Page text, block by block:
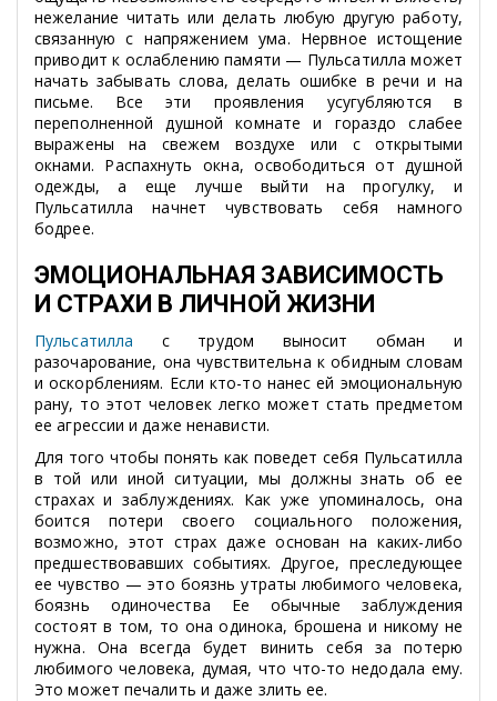
нежелание читать или делать любую другую работу,
связанную с напряжением ума. Нервное истощение
приводит к ослаблению памяти — Пульсатилла может
начать забывать слова, делать ошибке в речи и на
письме. Все эти проявления усугубляются в
переполненной душной комнате и гораздо слабее
выражены на свежем воздухе или с открытыми
окнами. Распахнуть окна, освободиться от душной
одежды, а еще лучше выйти на прогулку, и
Пульсатилла начнет чувствовать себя намного
бодрее.
ЭМОЦИОНАЛЬНАЯ ЗАВИСИМОСТЬ
И СТРАХИ В ЛИЧНОЙ ЖИЗНИ
Пульсатилла с трудом выносит обман и
разочарование, она чувствительна к обидным словам
и оскорблениям. Если кто-то нанес ей эмоциональную
рану, то этот человек легко может стать предметом
ее агрессии и даже ненависти.
Для того чтобы понять как поведет себя Пульсатилла
в той или иной ситуации, мы должны знать об ее
страхах и заблуждениях. Как уже упоминалось, она
боится потери своего социального положения,
возможно, этот страх даже основан на каких-либо
предшествовавших событиях. Другое, преследующее
ее чувство — это боязнь утраты любимого человека,
боязнь одиночества Ее обычные заблуждения
состоят в том, то она одинока, брошена и никому не
нужна. Она всегда будет винить себя за потерю
любимого человека, думая, что что-то недодала ему.
Это может печалить и даже злить ее.